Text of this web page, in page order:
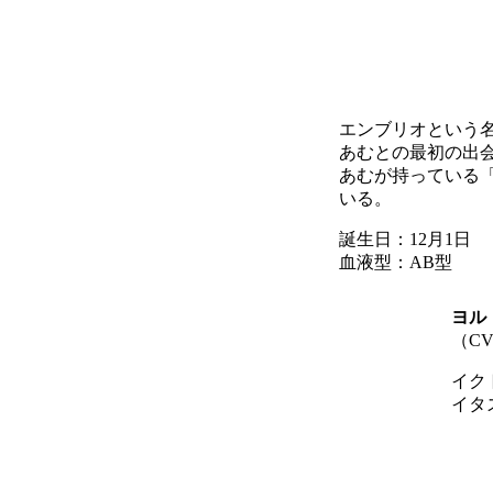
エンブリオという
あむとの最初の出
あむが持っている
いる。
誕生日：12月1日
血液型：AB型
ヨル
（
イク
イタ